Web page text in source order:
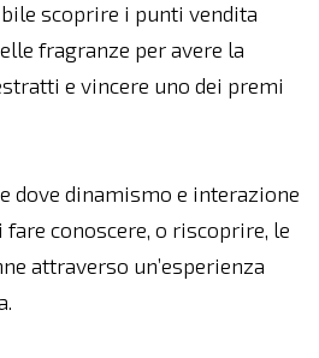
scoprire i punti vendita
fragranze per avere la
e vincere uno dei premi
dove dinamismo e interazione
conoscere, o riscoprire, le
attraverso un’esperienza